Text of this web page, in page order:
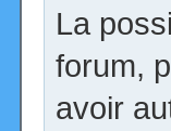
La
forum,
avoir